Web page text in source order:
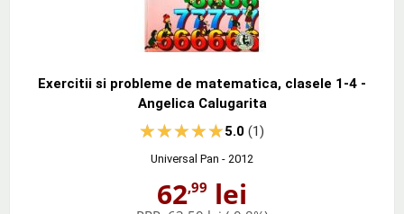
Exercitii si probleme de matematica, clasele 1-4 -
Angelica Calugarita
5.0(1)
Universal Pan - 2012
62,99 lei